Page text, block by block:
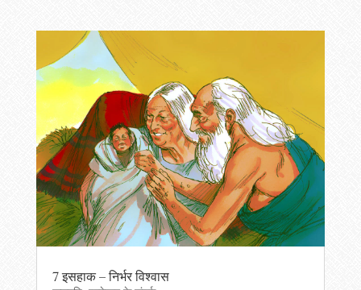
7 इसहाक – निर्भर विश्वास